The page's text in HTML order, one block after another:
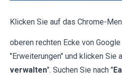
Klicken Sie auf das Chrome-
oberen rechten Ecke von
"Erweiterungen" und klicken Sie
verwalten". Suchen Sie nach "